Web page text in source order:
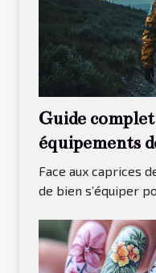
Guide
équipements
les
Face aux caprices
de bien s’équiper